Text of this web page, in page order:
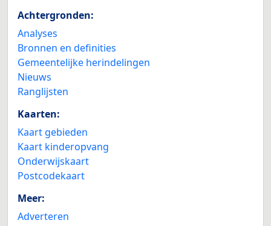
Achtergronden:
Analyses
Bronnen en definities
Gemeentelijke herindelingen
Nieuws
Ranglijsten
Kaarten:
Kaart gebieden
Kaart kinderopvang
Onderwijskaart
Postcodekaart
Meer:
Adverteren